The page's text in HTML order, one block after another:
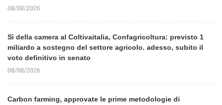
08/08/2026
Sì della camera al Coltivaitalia, Confagricoltura: previsto 1
miliardo a sostegno del settore agricolo. adesso, subito il
voto definitivo in senato
08/08/2026
Carbon farming, approvate le prime metodologie di